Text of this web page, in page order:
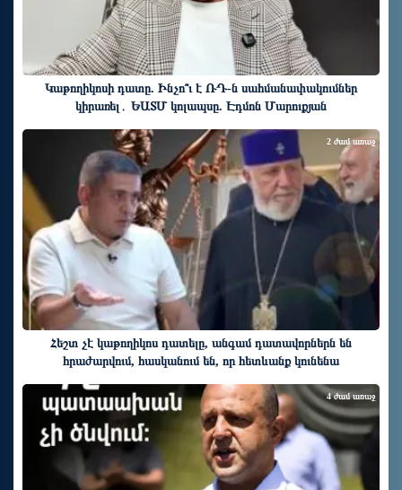
Կաթողիկոսի դատը. Ինչո՞ւ է ՌԴ-ն սահմանափակումներ
կիրառել․ ԵԱՏՄ կոլապսը. Էդմոն Մարուքյան
Հեշտ չէ կաթողիկոս դատելը, անգամ դատավորներն են
հրաժարվում, հասկանում են, որ հետևանք կունենա
2 ժամ առաջ
4 ժամ առաջ